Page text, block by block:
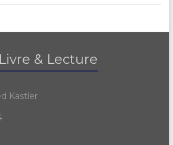
& Lecture
Kastler